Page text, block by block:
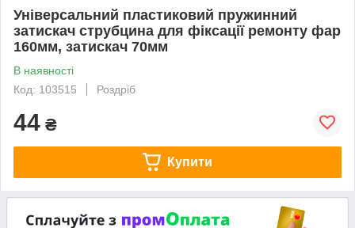
Універсальний пластиковий пружинний
затискач струбцина для фіксації ремонту фар
160мм, затискач 70мм
В наявності
Код: 103515
Роздріб
44 ₴
Купити